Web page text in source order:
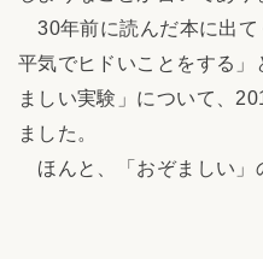
30年前に読んだ本に出て
平気でヒドいことをする
ましい実験」について、
ました。
ほんと、「おぞましい」